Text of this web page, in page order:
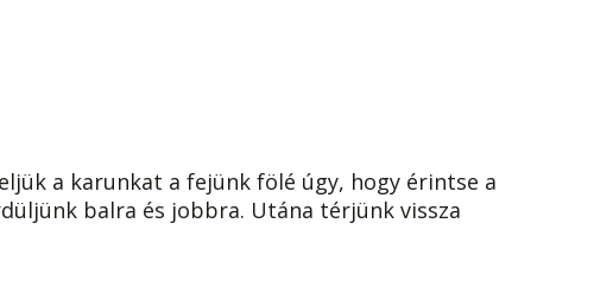
a karunkat a fejünk fölé úgy, hogy érintse a
balra és jobbra. Utána térjünk vissza